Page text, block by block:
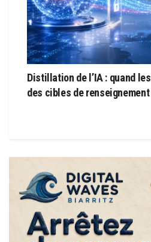
Distillation de l’IA : quand
des cibles de renseignement